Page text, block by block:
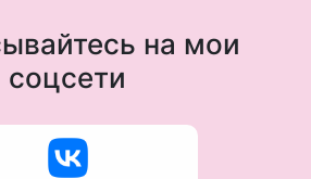
на мои
соцсети